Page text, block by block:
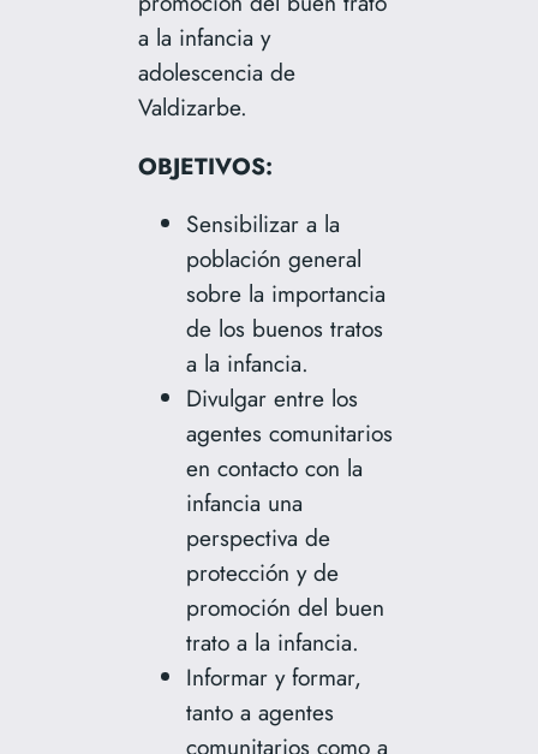
a la infancia y
adolescencia de
Valdizarbe.
OBJETIVOS:
Sensibilizar a la
población general
sobre la importancia
de los buenos tratos
a la infancia.
Divulgar entre los
agentes comunitarios
en contacto con la
infancia una
perspectiva de
protección y de
promoción del buen
trato a la infancia.
Informar y formar,
tanto a agentes
comunitarios como a